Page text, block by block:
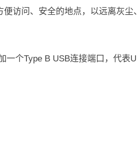
访问、安全的地点，以远离灰尘、
一个Type B USB连接端口，代表U